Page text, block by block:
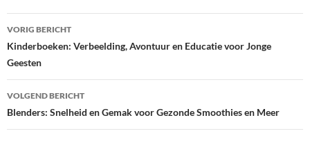
Bericht
navigatie
VORIG BERICHT
Kinderboeken: Verbeelding, Avontuur en Educatie voor Jonge
Geesten
VOLGEND BERICHT
Blenders: Snelheid en Gemak voor Gezonde Smoothies en Meer